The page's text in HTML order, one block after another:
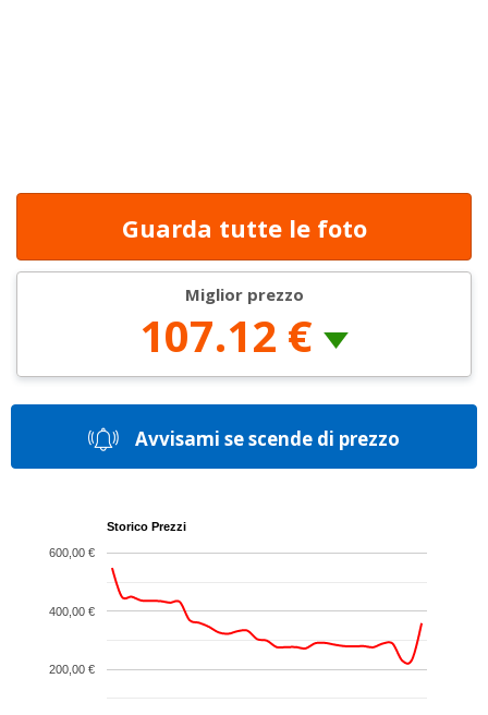
Guarda tutte le foto
Miglior prezzo
107.12 €
Storico Prezzi
200,00 €
400,00 €
600,00 €
Avvisami se scende di prezzo